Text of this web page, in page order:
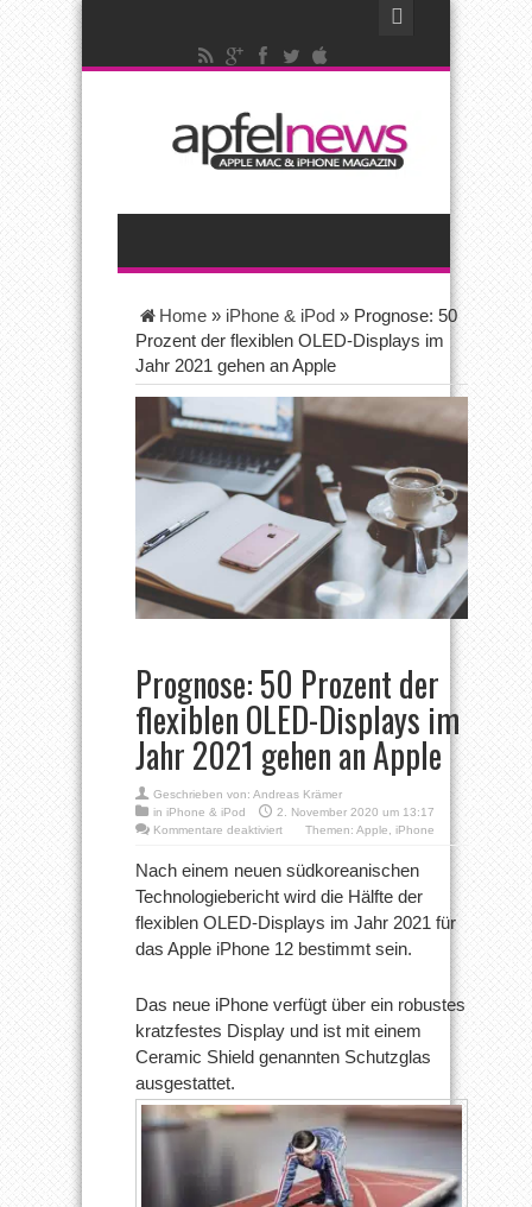
Home » iPhone & iPod » Prognose: 50
Prozent der flexiblen OLED-Displays im
Jahr 2021 gehen an Apple
Prognose: 50 Prozent der
flexiblen OLED-Displays im
Jahr 2021 gehen an Apple
Geschrieben von: Andreas Krämer
in iPhone & iPod
2. November 2020 um 13:17
Kommentare deaktiviertfür
Prozent
der
OLED-
Displays
gehen
an
Themen: Apple iPhone
Nach einem neuen südkoreanischen
Technologiebericht wird die Hälfte der
flexiblen OLED-Displays im Jahr 2021 für
das Apple iPhone 12 bestimmt sein.
Das neue iPhone verfügt über ein robustes
kratzfestes Display und ist mit einem
Ceramic Shield genannten Schutzglas
ausgestattet.